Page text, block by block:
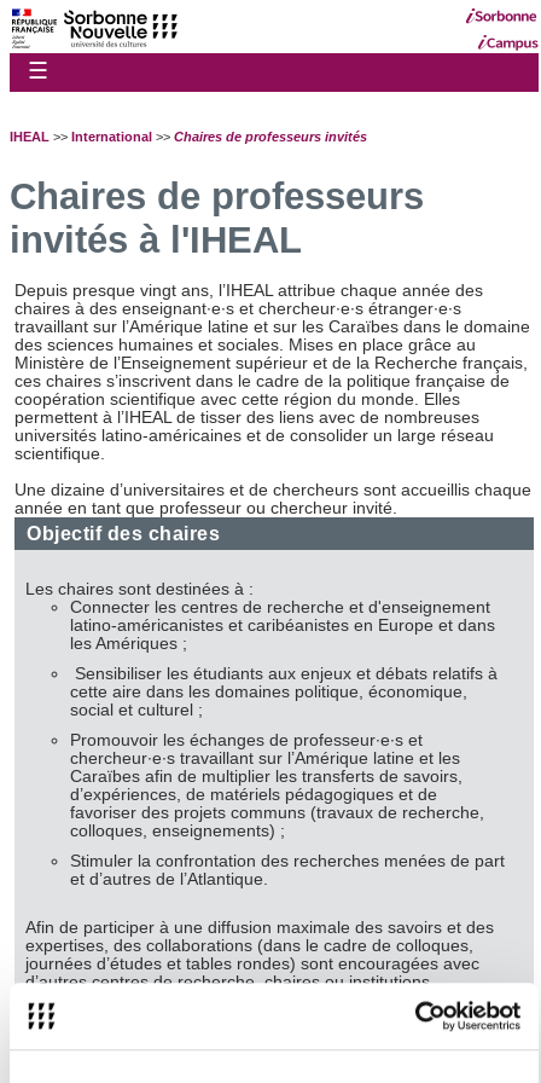
☰
IHEAL >> International >> Chaires de professeurs invités
Chaires de professeurs
invités à l'IHEAL
Depuis presque vingt ans, l’IHEAL attribue chaque année des
chaires à des enseignant∙e∙s et chercheur∙e∙s étranger∙e∙s
travaillant sur l’Amérique latine et sur les Caraïbes dans le domaine
des sciences humaines et sociales. Mises en place grâce au
Ministère de l’Enseignement supérieur et de la Recherche français,
ces chaires s’inscrivent dans le cadre de la politique française de
coopération scientifique avec cette région du monde. Elles
permettent à l’IHEAL de tisser des liens avec de nombreuses
universités latino-américaines et de consolider un large réseau
scientifique.
Une dizaine d’universitaires et de chercheurs sont accueillis chaque
année en tant que professeur ou chercheur invité.
Objectif des chaires
Les chaires sont destinées à :
Connecter les centres de recherche et d'enseignement
latino-américanistes et caribéanistes en Europe et dans
les Amériques ;
Sensibiliser les étudiants aux enjeux et débats relatifs à
cette aire dans les domaines politique, économique,
social et culturel ;
Promouvoir les échanges de professeur∙e∙s et
chercheur∙e∙s travaillant sur l’Amérique latine et les
Caraïbes afin de multiplier les transferts de savoirs,
d’expériences, de matériels pédagogiques et de
favoriser des projets communs (travaux de recherche,
colloques, enseignements) ;
Stimuler la confrontation des recherches menées de part
et d’autres de l’Atlantique.
Afin de participer à une diffusion maximale des savoirs et des
expertises, des collaborations (dans le cadre de colloques,
journées d’études et tables rondes) sont encouragées avec
d’autres centres de recherche, chaires ou institutions
d’enseignement supérieur en France et en Europe.